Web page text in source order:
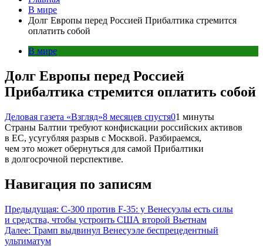
В мире
Долг Европы перед Россией Прибалтика стремится
оплатить собой
В мире
Долг Европы перед Россией
Прибалтика стремится оплатить собой
Деловая газета «Взгляд»8 месяцев спустя01 минуты
Страны Балтии требуют конфискации российских активов
в ЕС, усугубляя разрыв с Москвой. Разбираемся,
чем это может обернуться для самой Прибалтики
в долгосрочной перспективе.
Навигация по записям
Предыдущая: С-300 против F-35: у Венесуэлы есть силы
и средства, чтобы устроить США второй Вьетнам
Далее: Трамп выдвинул Венесуэле беспрецедентный
ультиматум